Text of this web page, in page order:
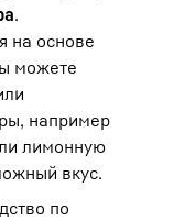
.
на основе
можете
например
лимонную
вкус.
по